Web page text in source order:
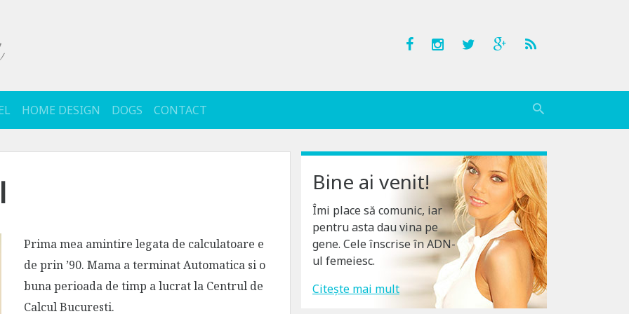
HOME DESIGN DOGS CONTACT
Prima mea amintire legata de calculatoare e
de prin ’90. Mama a terminat Automatica si o
buna perioada de timp a lucrat la Centrul de
Calcul Bucuresti.
Bine ai venit!
Îmi place să comunic, iar
pentru asta dau vina pe
gene. Cele înscrise în ADN-
ul femeiesc.
Citește mai mult